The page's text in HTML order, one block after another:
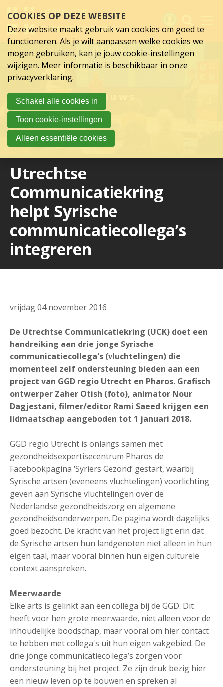
links
over
Spring
hoofd
inhoud
Spring
naar
hoofdnavigatie
Nieuws
Utrechtse
Communicatiekring
helpt Syrische
communicatiecollega’s
integreren
vrijdag 04 november 2016
De Utrechtse Communicatiekring (UCK) doet een
handreiking aan drie jonge Syrische
communicatiecollega's (vluchtelingen) die
momenteel zelf ondersteuning bieden aan een
project van GGD regio Utrecht en Pharos. Grafisch
ontwerper Zaher Otish (foto), animator Nour
Dagjestani, filmer/editor Rami Saeed krijgen een
lidmaatschap aangeboden tot 1 januari 2018.
GGD regio Utrecht is onlangs samen met
gezondheidsexpertisecentrum Pharos de
Facebookpagina ‘Syriërs Gezond’ gestart, waarbij
Syrische artsen (eveneens vluchtelingen) voorlichting
geven aan Syrische vluchtelingen over de
Nederlandse gezondheidszorg en algemene
gezondheidsonderwerpen. De pagina wordt dagelijks
goed bezocht. De kracht van het project ligt erin dat
de Syrische artsen hun landgenoten niet alleen in hun
eigen taal, maar vooral binnen hun eigen culturele
context aanspreken.
Meerwaarde
Elke arts is gelinkt aan een collega bij de GGD. Dit
heeft voor hen grote meerwaarde, niet alleen voor de
inhoudelijke boodschap, maar vooral om hier contact
te hebben met collega's uit hun eigen vakgebied. De
drie jonge communicatiecollega’s zorgen voor
ondersteuning bij het project. Ze zijn druk bezig hier
een nieuw leven op te bouwen en spreken al
Activiteiten
Nieuws
Verslagen
Sluit je aan
Over UCK
COOKIES OP DEZE WEBSITE
Deze website maakt gebruik van cookies om goed te
functioneren. Als je wilt aanpassen welke cookies we
mogen gebruiken, kan je jouw cookie-instellingen
wijzigen. Meer informatie is beschikbaar in onze
privacyverklaring.
Schakel alle cookies in
Toon cookie-instellingen
Alleen essentiële cookies